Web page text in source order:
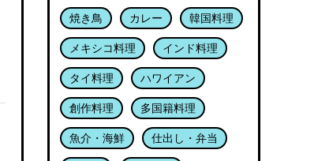
焼き鳥 カレー 韓国料理
メキシコ料理 インド料理
タイ料理 ハワイアン
創作料理 多国籍料理
魚介・海鮮 仕出し・弁当